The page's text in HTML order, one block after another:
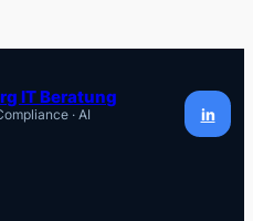
IT Beratung
· AI
in